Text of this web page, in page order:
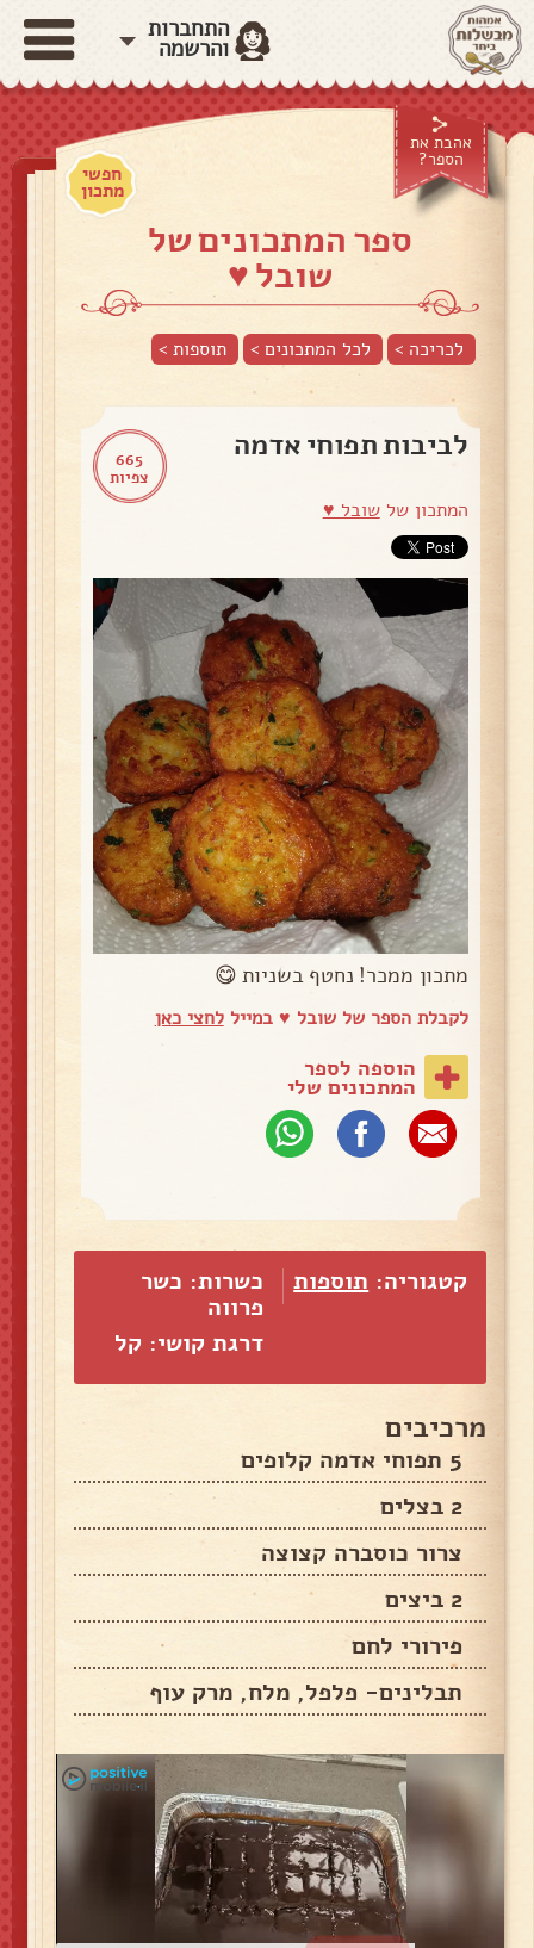
התחברות
והרשמה
אהבת את
הספר?
חפשי
מתכון
ספר המתכונים של
שובל ♥️
לכריכה > לכל המתכונים > תוספות>
665
צפיות
לביבות תפוחי אדמה
המתכון שלשובל ♥️
מתכון ממכר! נחטף בשניות 😋
לקבלת הספר של שובל ♥️ במייללחצי כאן
הוספה לספר
המתכונים שלי
קטגוריה: תוספות
כשרות: כשר
פרווה
דרגת קושי: קל
מרכיבים
5 תפוחי אדמה קלופים
2 בצלים
צרור כוסברה קצוצה
2 ביצים
פירורי לחם
תבלינים- פלפל, מלח, מרק עוף